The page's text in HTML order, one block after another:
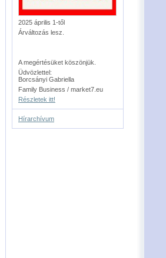
2025 április 1-től
Árváltozás lesz.
A megértésüket köszönjük.
Üdvözlettel:
Borcsányi Gabriella
Family Business / market7.eu
Részletek itt!
Hírarchívum